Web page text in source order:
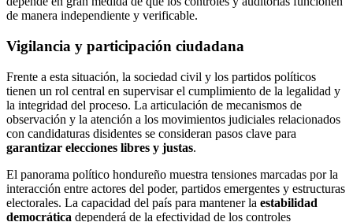
de manera independiente y verificable.
Vigilancia y participación ciudadana
Frente a esta situación, la sociedad civil y los partidos políticos
tienen un rol central en supervisar el cumplimiento de la legalidad y
la integridad del proceso. La articulación de mecanismos de
observación y la atención a los movimientos judiciales relacionados
con candidaturas disidentes se consideran pasos clave para
garantizar elecciones libres y justas.
El panorama político hondureño muestra tensiones marcadas por la
interacción entre actores del poder, partidos emergentes y estructuras
electorales. La capacidad del país para mantener la estabilidad
democrática dependerá de la efectividad de los controles